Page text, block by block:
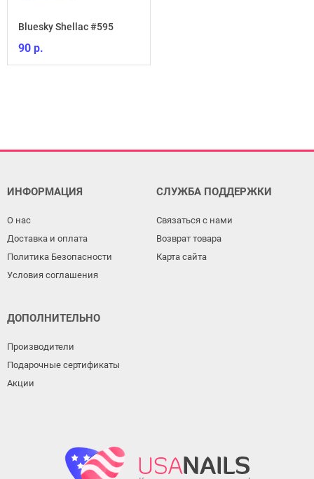
Bluesky Shellac #595
90 р.
ИНФОРМАЦИЯ
О нас
Доставка и оплата
Политика Безопасности
Условия соглашения
СЛУЖБА ПОДДЕРЖКИ
Связаться с нами
Возврат товара
Карта сайта
ДОПОЛНИТЕЛЬНО
Производители
Подарочные сертификаты
Акции